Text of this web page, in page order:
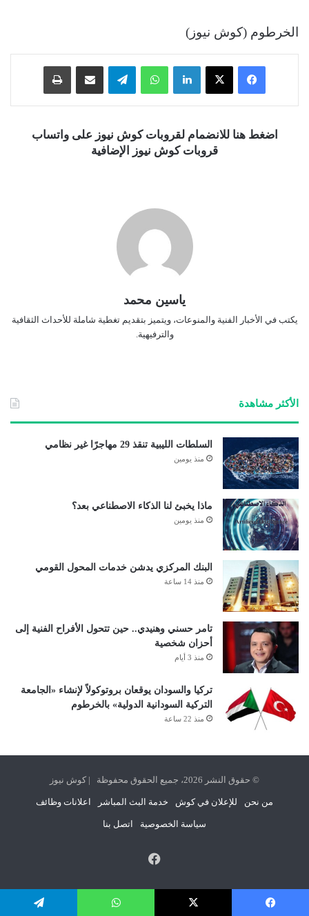
الخرطوم (كوش نيوز)
فيسبوك ‫X لينكدإن واتساب تيلقرام
اضغط هنا للانضمام لقروبات كوش نيوز على واتساب
قروبات كوش نيوز الإضافية
ياسين محمد
يكتب في الأخبار الفنية والمنوعات، ويتميز بتقديم تغطية شاملة للأحداث الثقافية
والترفيهية.
الأكثر مشاهدة
السلطات الليبية تنقذ 29 مهاجرًا غير نظامي
منذ يومين
ماذا يخبئ لنا الذكاء الاصطناعي بعد؟
منذ يومين
البنك المركزي يدشن خدمات المحول القومي
منذ 14 ساعة
تامر حسني وهنيدي.. حين تتحول الأفراح الفنية إلى
أحزان شخصية
منذ 3 أيام
تركيا والسودان يوقعان بروتوكولاً لإنشاء «الجامعة
التركية السودانية الدولية» بالخرطوم
منذ 22 ساعة
© حقوق النشر 2026، جميع الحقوق محفوظة | كوش نيوز
من نحن للإعلان في كوش خدمة البث المباشر اعلانات وظائف
سياسة الخصوصية اتصل بنا